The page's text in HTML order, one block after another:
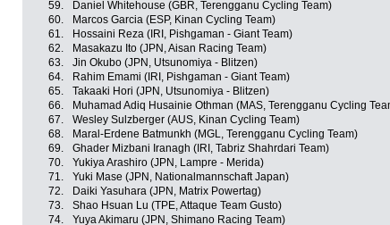
59.
Daniel Whitehouse (GBR, Terengganu Cycling Team)
60.
Marcos Garcia (ESP, Kinan Cycling Team)
61.
Hossaini Reza (IRI, Pishgaman - Giant Team)
62.
Masakazu Ito (JPN, Aisan Racing Team)
63.
Jin Okubo (JPN, Utsunomiya - Blitzen)
64.
Rahim Emami (IRI, Pishgaman - Giant Team)
65.
Takaaki Hori (JPN, Utsunomiya - Blitzen)
66.
Muhamad Adiq Husainie Othman (MAS, Terengganu Cycling
67.
Wesley Sulzberger (AUS, Kinan Cycling Team)
68.
Maral-Erdene Batmunkh (MGL, Terengganu Cycling Team)
69.
Ghader Mizbani Iranagh (IRI, Tabriz Shahrdari Team)
70.
Yukiya Arashiro (JPN, Lampre - Merida)
71.
Yuki Mase (JPN, Nationalmannschaft Japan)
72.
Daiki Yasuhara (JPN, Matrix Powertag)
73.
Shao Hsuan Lu (TPE, Attaque Team Gusto)
74.
Yuya Akimaru (JPN, Shimano Racing Team)